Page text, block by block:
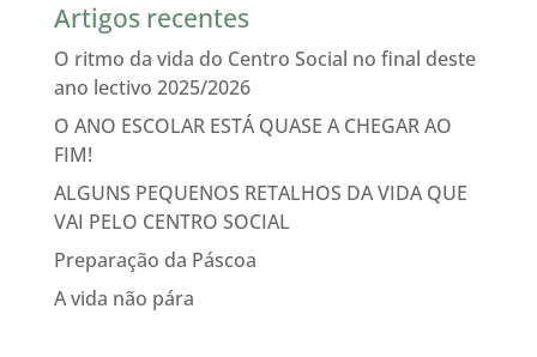
Artigos recentes
O ritmo da vida do Centro Social no final deste
ano lectivo 2025/2026
O ANO ESCOLAR ESTÁ QUASE A CHEGAR AO
FIM!
ALGUNS PEQUENOS RETALHOS DA VIDA QUE
VAI PELO CENTRO SOCIAL
Preparação da Páscoa
A vida não pára